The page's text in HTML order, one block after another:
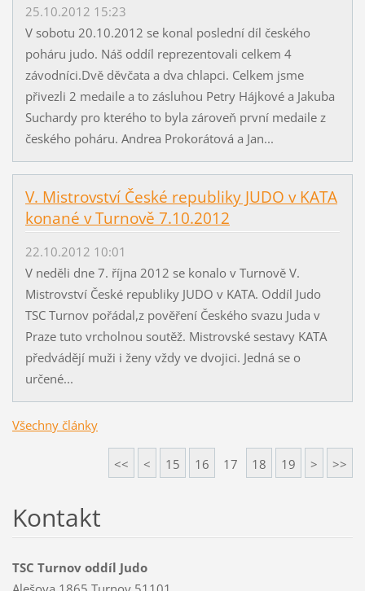
25.10.2012 15:23
V sobotu 20.10.2012 se konal poslední díl českého
poháru judo. Náš oddíl reprezentovali celkem 4
závodníci.Dvě děvčata a dva chlapci. Celkem jsme
přivezli 2 medaile a to zásluhou Petry Hájkové a Jakuba
Suchardy pro kterého to byla zároveň první medaile z
českého poháru. Andrea Prokorátová a Jan...
V. Mistrovství České republiky JUDO v KATA
konané v Turnově 7.10.2012
22.10.2012 10:01
V neděli dne 7. října 2012 se konalo v Turnově V.
Mistrovství České republiky JUDO v KATA. Oddíl Judo
TSC Turnov pořádal,z pověření Českého svazu Juda v
Praze tuto vrcholnou soutěž. Mistrovské sestavy KATA
předvádějí muži i ženy vždy ve dvojici. Jedná se o
určené...
Všechny články
<< < 15 16 17 18 19 > >>
Kontakt
TSC Turnov oddíl Judo